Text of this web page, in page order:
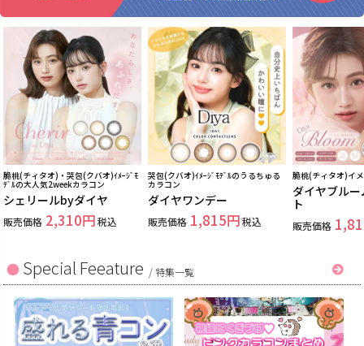
脆桃(チィタオ)・哭包(クバオ)ｲﾒｰｼﾞﾓ
ﾃﾞﾙの大人気2weekカラコン
シェリールbyダイヤ
販売価格 2,310 税込
哭包(クバオ)ｲﾒｰｼﾞﾓﾃﾞﾙのうるちゅる
カラコン
ダイヤワンデー
販売価格 1,815 税込
脆桃(チィタオ)イ
ダイヤブル
ト
販売価格
Special Feeature /特集一覧